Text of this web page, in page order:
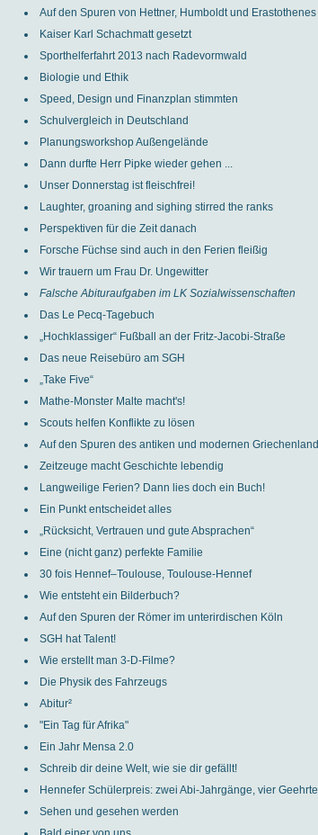
Auf den Spuren von Hettner, Humboldt und Erastothenes
Kaiser Karl Schachmatt gesetzt
Sporthelferfahrt 2013 nach Radevormwald
Biologie und Ethik
Speed, Design und Finanzplan stimmten
Schulvergleich in Deutschland
Planungsworkshop Außengelände
Dann durfte Herr Pipke wieder gehen ...
Unser Donnerstag ist fleischfrei!
Laughter, groaning and sighing stirred the ranks
Perspektiven für die Zeit danach
Forsche Füchse sind auch in den Ferien fleißig
Wir trauern um Frau Dr. Ungewitter
Falsche Abituraufgaben im LK Sozialwissenschaften
Das Le Pecq-Tagebuch
„Hochklassiger“ Fußball an der Fritz-Jacobi-Straße
Das neue Reisebüro am SGH
„Take Five“
Mathe-Monster Malte macht's!
Scouts helfen Konflikte zu lösen
Auf den Spuren des antiken und modernen Griechenland
Zeitzeuge macht Geschichte lebendig
Langweilige Ferien? Dann lies doch ein Buch!
Ein Punkt entscheidet alles
„Rücksicht, Vertrauen und gute Absprachen“
Eine (nicht ganz) perfekte Familie
30 fois Hennef–Toulouse, Toulouse-Hennef
Wie entsteht ein Bilderbuch?
Auf den Spuren der Römer im unterirdischen Köln
SGH hat Talent!
Wie erstellt man 3-D-Filme?
Die Physik des Fahrzeugs
Abitur²
"Ein Tag für Afrika"
Ein Jahr Mensa 2.0
Schreib dir deine Welt, wie sie dir gefällt!
Hennefer Schülerpreis: zwei Abi-Jahrgänge, vier Geehrte
Sehen und gesehen werden